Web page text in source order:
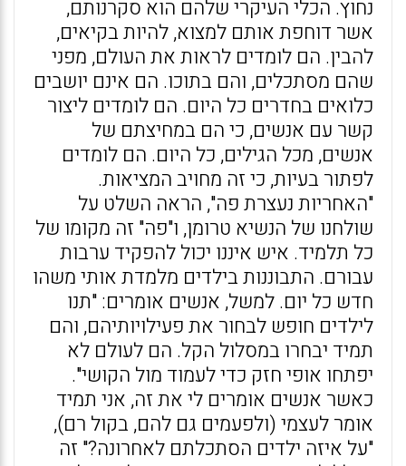
נחוץ. הכלי העיקרי שלהם הוא סקרנותם,
אשר דוחפת אותם למצוא, להיות בקיאים,
להבין. הם לומדים לראות את העולם, מפני
שהם מסתכלים, והם בתוכו. הם אינם יושבים
כלואים בחדרים כל היום. הם לומדים ליצור
קשר עם אנשים, כי הם במחיצתם של
אנשים, מכל הגילים, כל היום. הם לומדים
לפתור בעיות, כי זה מחויב המציאות.
"האחריות נעצרת פה", הראה השלט על
שולחנו של הנשיא טרומן, ו"פה" זה מקומו של
כל תלמיד. איש איננו יכול להפקיד ערבות
עבורם. התבוננות בילדים מלמדת אותי משהו
חדש כל יום. למשל, אנשים אומרים: "תנו
לילדים חופש לבחור את פעילויותיהם, והם
תמיד יבחרו במסלול הקל. הם לעולם לא
יפתחו אופי חזק כדי לעמוד מול הקושי".
כאשר אנשים אומרים לי את זה, אני תמיד
אומר לעצמי (ולפעמים גם להם, בקול רם),
"על איזה ילדים הסתכלתם לאחרונה?" זה